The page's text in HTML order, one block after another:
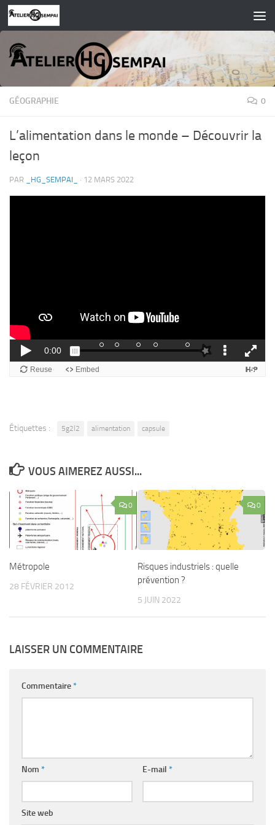
Skip to content
GÉOGRAPHIE 0
L’alimentation dans le monde – Découvrir la
leçon
PAR _HG_SEMPAI_ · 12 MARS 2022
Étiquettes : 5g2l2 alimentation capsule
VOUS AIMEREZ AUSSI...
0
Métropole
28 FÉVRIER 2012
0
Risques industriels : quelle
prévention ?
5 JUIN 2022
LAISSER UN COMMENTAIRE
Commentaire*
Nom * E-mail *
Site web